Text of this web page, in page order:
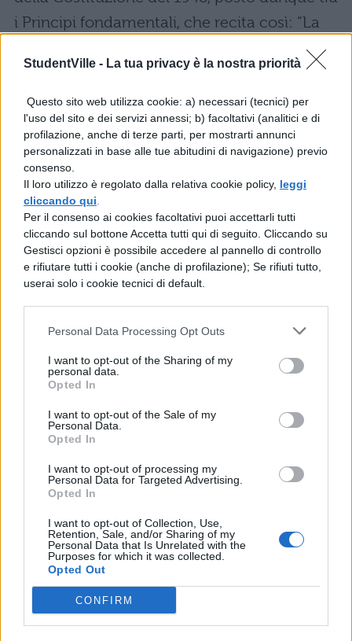
StudentVille - La tua privacy è la nostra priorità
Questo sito web utilizza cookie: a) necessari (tecnici) per
l'uso del sito e dei servizi annessi; b) facoltativi (analitici e di
profilazione, anche di terze parti, per mostrarti annunci
personalizzati in base alle tue abitudini di navigazione) previo
consenso.
Il loro utilizzo è regolato dalla relativa cookie policy, leggi
cliccando qui
Per il consenso ai cookies facoltativi puoi accettarli tutti
cliccando sul bottone Accetta tutti qui di seguito. Cliccando su
Gestisci opzioni è possibile accedere al pannello di controllo
e rifiutare tutti i cookie (anche di profilazione); Se rifiuti tutto,
userai solo i cookie tecnici di default.
Personal Data Processing Opt Outs
I want to opt-out of the Sharing of my
personal data.
Opted In
I want to opt-out of the Sale of my
Personal Data.
Opted In
I want to opt-out of processing my
Personal Data for Targeted Advertising.
Opted In
I want to opt-out of Collection, Use,
Retention, Sale, and/or Sharing of my
Personal Data that Is Unrelated with the
Purposes for which it was collected.
Opted Out
CONFIRM
i Principi fondamentali, che recita così: “La
cultura e la ricerca scientifica e tecnica.
Tutela il paesaggio e il patrimonio storico e
artistico della Nazione”. Il paesaggio è visto
dunque come un’eredità del passato, che
tuttavia deve vivere nel presente e
nell’avvenire. È quindi una parte essenziale
dell’esperienza della società, che ha
un’implicazione ontologica, perché è vissuto,
mediato, alterato, riempito di significati
Si pone però un problema non
preoccupazione di Sgarbi: come conciliare
progresso e della vita economica? Se, infatti,
non si risponde a questa domanda, si rischia
di relegare l’arte e la cultura, e lo stesso
ambiente, a una funzione puramente
estetica o turistica. Si deve dunque trovare
l’incontro tra la conservazione del passato e
le innovazioni, evitando guasti e
inquinamento. Il paesaggio è dunque un
aspetto culturale dove si contrappongono